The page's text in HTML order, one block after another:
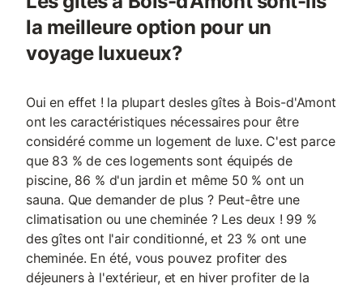
la meilleure option pour un
voyage luxueux?
Oui en effet ! la plupart desles gîtes à Bois-d'Amont
ont les caractéristiques nécessaires pour être
considéré comme un logement de luxe. C'est parce
que 83 % de ces logements sont équipés de
piscine, 86 % d'un jardin et même 50 % ont un
sauna. Que demander de plus ? Peut-être une
climatisation ou une cheminée ? Les deux ! 99 %
des gîtes ont l'air conditionné, et 23 % ont une
cheminée. En été, vous pouvez profiter des
déjeuners à l'extérieur, et en hiver profiter de la